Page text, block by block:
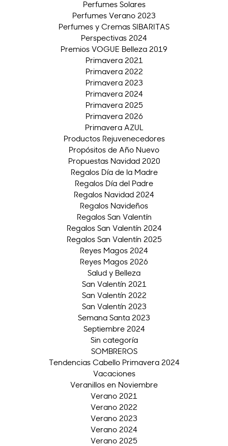
Perfumes Solares
Perfumes Verano 2023
Perfumes y Cremas SIBARITAS
Perspectivas 2024
Premios VOGUE Belleza 2019
Primavera 2021
Primavera 2022
Primavera 2023
Primavera 2024
Primavera 2025
Primavera 2026
Primavera AZUL
Productos Rejuvenecedores
Propósitos de Año Nuevo
Propuestas Navidad 2020
Regalos Día de la Madre
Regalos Día del Padre
Regalos Navidad 2024
Regalos Navideños
Regalos San Valentín
Regalos San Valentín 2024
Regalos San Valentín 2025
Reyes Magos 2024
Reyes Magos 2026
Salud y Belleza
San Valentín 2021
San Valentín 2022
San Valentín 2023
Semana Santa 2023
Septiembre 2024
Sin categoría
SOMBREROS
Tendencias Cabello Primavera 2024
Vacaciones
Veranillos en Noviembre
Verano 2021
Verano 2022
Verano 2023
Verano 2024
Verano 2025